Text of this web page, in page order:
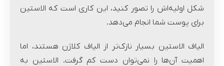
شکل اولیه‌اش را تصور کنید، این کاری است که الاستین
برای پوست شما انجام می‌دهد.
الیاف الاستین بسیار نازک‌تر از الیاف کلاژن هستند، اما
اهمیت آن‌ها را نمی‌توان دست کم گرفت. الاستین به